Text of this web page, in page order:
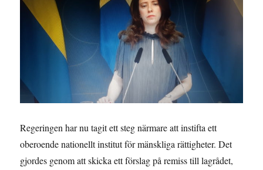
MR-
institut
Regeringen har nu tagit ett steg närmare att instifta ett
oberoende nationellt institut för mänskliga rättigheter. Det
gjordes genom att skicka ett förslag på remiss till lagrådet,